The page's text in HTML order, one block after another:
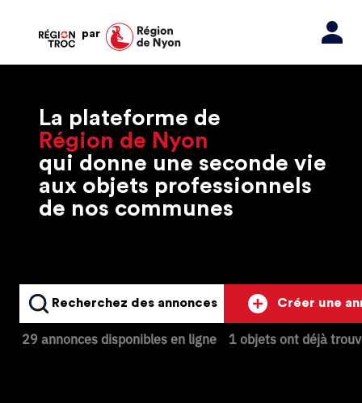
par
La plateforme de
Région de Nyon
qui donne une seconde vie
aux objets professionnels
de nos communes
Recherchez des annonces
29 annonces disponibles en ligne
Créer une
1 objets ont déjà